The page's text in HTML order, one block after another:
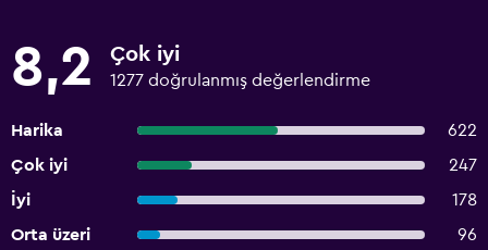
8,2 Çok iyi
1277 doğrulanmış değerlendirme
Harika
622
Çok iyi
247
İyi
178
Orta üzeri
96